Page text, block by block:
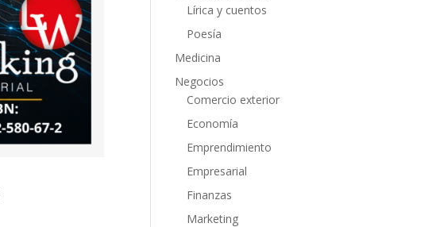
Lírica y cuentos
Poesía
Medicina
Negocios
Comercio exterior
Economía
Emprendimiento
Empresarial
Finanzas
Marketing